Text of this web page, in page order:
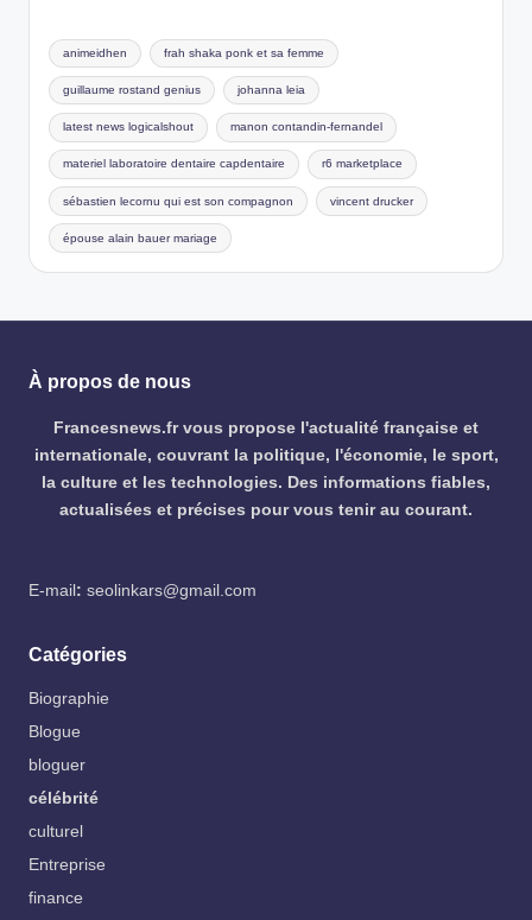
animeidhen frah shaka ponk et sa femme
guillaume rostand genius johanna leia
latest news logicalshout manon contandin-fernandel
materiel laboratoire dentaire capdentaire r6 marketplace
sébastien lecornu qui est son compagnon vincent drucker
épouse alain bauer mariage
À propos de nous
Francesnews.fr vous propose l'actualité française et
internationale, couvrant la politique, l'économie, le sport,
la culture et les technologies. Des informations fiables,
actualisées et précises pour vous tenir au courant.
E-mail : seolinkars@gmail.com
Catégories
Biographie
Blogue
bloguer
célébrité
culturel
Entreprise
finance